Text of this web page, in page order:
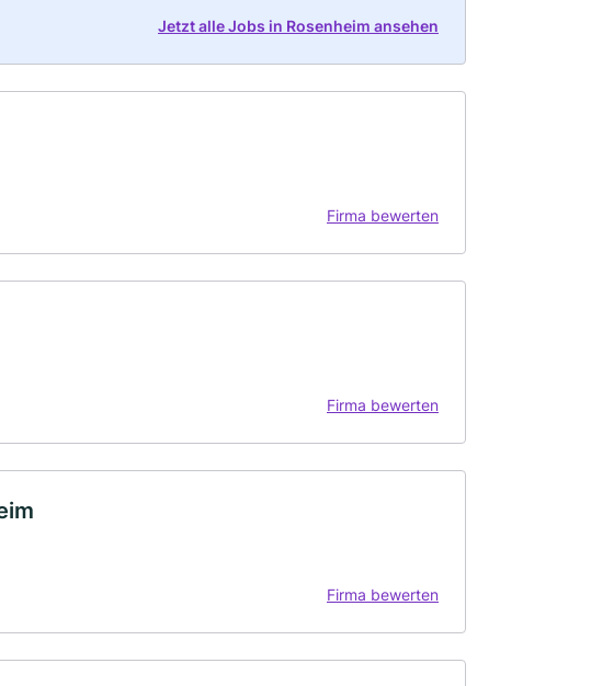
Jetzt alle Jobs in Rosenheim ansehen
Firma bewerten
Firma bewerten
Firma bewerten